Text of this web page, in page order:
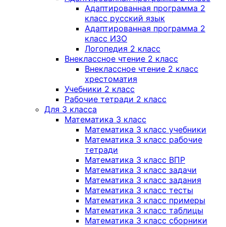
Адаптированная программа 2
класс русский язык
Адаптированная программа 2
класс ИЗО
Логопедия 2 класс
Внеклассное чтение 2 класс
Внеклассное чтение 2 класс
хрестоматия
Учебники 2 класс
Рабочие тетради 2 класс
Для 3 класса
Математика 3 класс
Математика 3 класс учебники
Математика 3 класс рабочие
тетради
Математика 3 класс ВПР
Математика 3 класс задачи
Математика 3 класс задания
Математика 3 класс тесты
Математика 3 класс примеры
Математика 3 класс таблицы
Математика 3 класс сборники